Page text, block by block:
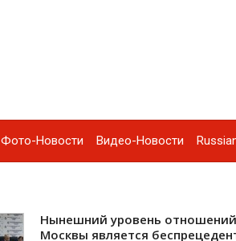
Фото-Новости Видео-Новости
Нынешний уровень отношений
Москвы является